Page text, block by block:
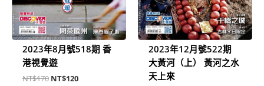
2023年8月號518期 香
港視覺遊
NT$170 NT$120
2023年12月號522期
大黃河（上） 黃河之水
天上來